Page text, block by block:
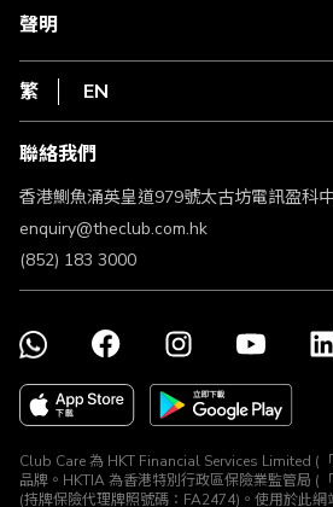
常見問題
1010
HKT
聲明
私隱聲明
使用條款
條款及細則
不歧視及不騷擾聲明
認可牌照及通告
繁 EN
聯絡我們
香港鰂魚涌英皇道979號太古坊電訊盈科
enquiry@theclub.com.hk
(852) 183 3000
Club Care 為 HKT Financial Services Limited (
品牌。HKTIA 為香港特別行政區保險業監管局 (
(持牌保險代理牌照號碼：FA2474)。使用於此網